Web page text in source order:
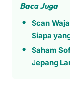
Baca Juga
Scan
Siapa
Saham
Jepang